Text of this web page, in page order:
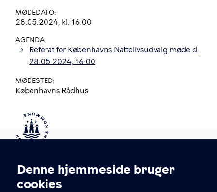
Cookieindstillinger
Denne hjemmeside bruger
cookies
MØDEDATO
28.05.2024, kl. 16:00
AGENDA
Referat for Københavns Nattelivsudvalg møde d.
28.05.2024, 16:00
MØDESTED
Københavns Rådhus
Kontakt Københavns Kommune